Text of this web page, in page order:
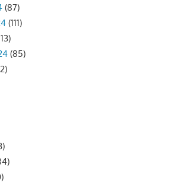
(87)
(111)
(85)